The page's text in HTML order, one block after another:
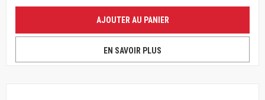
AJOUTER AU PANIER
EN SAVOIR PLUS